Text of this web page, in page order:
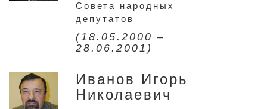
Совета народных
депутатов
(18.05.2000 –
28.06.2001)
Иванов Игорь
Николаевич